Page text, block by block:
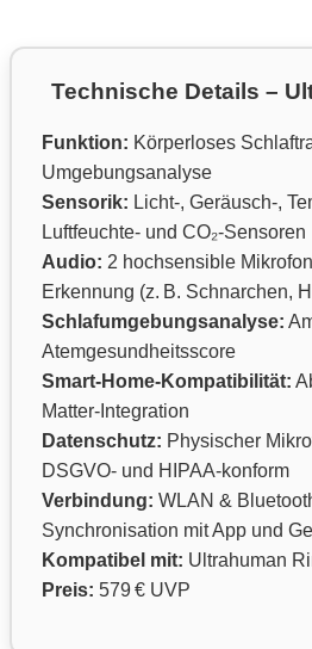
Technische Details –
Funktion: Körperloses
Umgebungsanalyse
Sensorik: Licht-, Geräusch-,
Luftfeuchte- und CO₂-Sensoren
Audio: 2 hochsensible
Erkennung (z. B. Schnarchen,
Schlafumgebungsanalyse:
Atemgesundheitsscore
Smart-Home-Kompatibilität:
Matter-Integration
Datenschutz: Physischer
DSGVO- und HIPAA-konform
Verbindung: WLAN &
Synchronisation mit App und
Kompatibel mit: Ultrahuman
Preis: 579 € UVP